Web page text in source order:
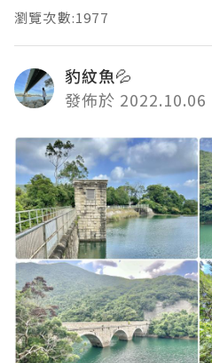
瀏覽次數:1977
豹紋魚💦
發佈於 2022.10.06